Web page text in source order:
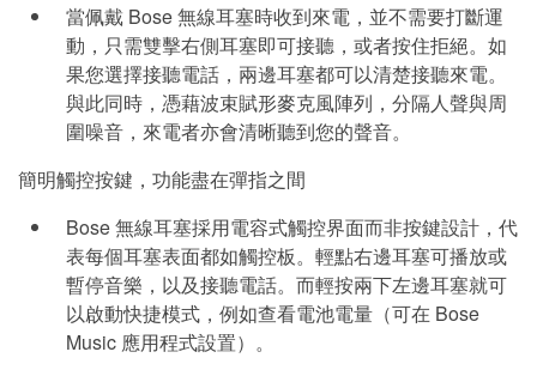
當佩戴 Bose 無線耳塞時收到來電，並不需要打斷運
動，只需雙擊右側耳塞即可接聽，或者按住拒絕。如
果您選擇接聽電話，兩邊耳塞都可以清楚接聽來電。
與此同時，憑藉波束賦形麥克風陣列，分隔人聲與周
圍噪音，來電者亦會清晰聽到您的聲音。
簡明觸控按鍵，功能盡在彈指之間
Bose 無線耳塞採用電容式觸控界面而非按鍵設計，代
表每個耳塞表面都如觸控板。輕點右邊耳塞可播放或
暫停音樂，以及接聽電話。而輕按兩下左邊耳塞就可
以啟動快捷模式，例如查看電池電量（可在 Bose
Music 應用程式設置）。